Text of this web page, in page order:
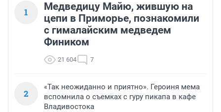
1
Медведицу Майю, жившую на
цепи в Приморье, познакомили
с гималайским медведем
Фиником
21 604 7
2
«Так неожиданно и приятно». Героиня мема
вспомнила о съемках с гуру пикапа в кафе
Владивостока